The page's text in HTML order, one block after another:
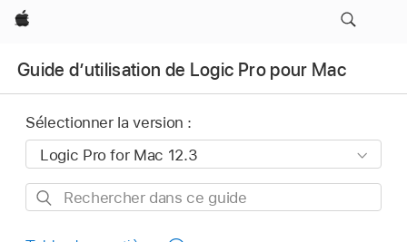
Apple
Guide d’utilisation de Logic Pro pour Mac
Sélectionner la version :
Rechercher